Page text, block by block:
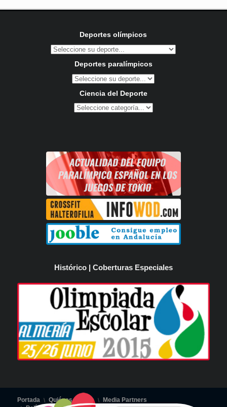
Deportes olímpicos
Deportes paralímpicos
Ciencia del Deporte
Histórico | Coberturas Especiales
Portada Quiénes Somos
Media Partners